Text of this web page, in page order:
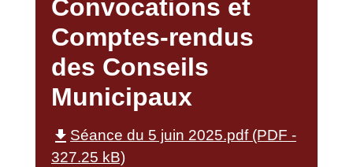
Convocations et
Comptes-rendus
des Conseils
Municipaux
file_download Séance du 5 juin 2025.pdf (PDF -
327.25 kB)